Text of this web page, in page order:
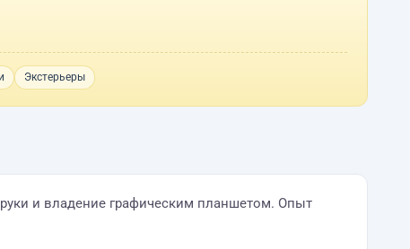
Экстерьеры
руки и владение графическим планшетом. Опыт